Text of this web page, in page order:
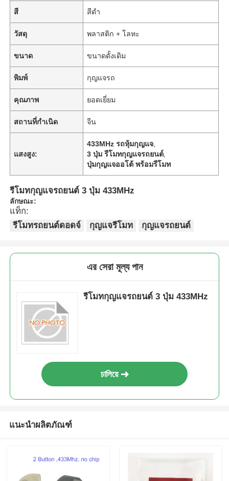
สี สีดำ
วัสดุ พลาสติก + โลหะ
ขนาด ขนาดดั้งเดิม
พิมพ์ กุญแจรถ
คุณภาพ ยอดเยี่ยม
สถานที่กำเนิด จีน
แสงสูง:
433MHz รถหุ้มกุญแจ
3 ปุ่ม รีโมทกุญแจรถยนต์
ปุ่มกุญแจออโต้ พร้อมรีโมท
รีโมทกุญแจรถยนต์ 3 ปุ่ม 433MHz
ลักษณะ:
แท็ก:
รีโมทรถยนต์ดอดจ์
กุญแจรีโมท กุญแจรถยนต์
এর সেরা মূল্য পান
รีโมทกุญแจรถยนต์ 3 ปุ่ม 433MHz
চালিয়ে
แนะนำผลิตภัณฑ์